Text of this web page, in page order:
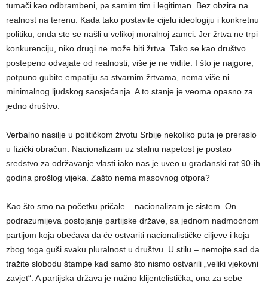
tumači kao odbrambeni, pa samim tim i legitiman. Bez obzira na
realnost na terenu. Kada tako postavite cijelu ideologiju i konkretnu
politiku, onda ste se našli u velikoj moralnoj zamci. Jer žrtva ne trpi
konkurenciju, niko drugi ne može biti žrtva. Tako se kao društvo
postepeno odvajate od realnosti, više je ne vidite. I što je najgore,
potpuno gubite empatiju sa stvarnim žrtvama, nema više ni
minimalnog ljudskog saosjećanja. A to stanje je veoma opasno za
jedno društvo.
Verbalno nasilje u političkom životu Srbije nekoliko puta je preraslo
u fizički obračun. Nacionalizam uz stalnu napetost je postao
sredstvo za održavanje vlasti iako nas je uveo u građanski rat 90-ih
godina prošlog vijeka. Zašto nema masovnog otpora?
Kao što smo na početku pričale – nacionalizam je sistem. On
podrazumijeva postojanje partijske države, sa jednom nadmoćnom
partijom koja obećava da će ostvariti nacionalističke ciljeve i koja
zbog toga guši svaku pluralnost u društvu. U stilu – nemojte sad da
tražite slobodu štampe kad samo što nismo ostvarili „veliki vjekovni
zavjet“. A partijska država je nužno klijentelistička, ona za sebe